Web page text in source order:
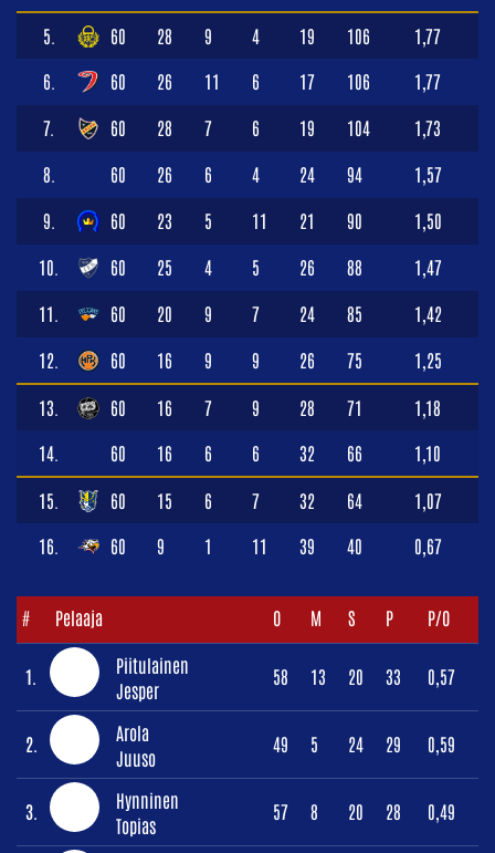
5. 60 28 9 4 19 106 1,77
6. 60 26 11 6 17 106 1,77
7. 60 28 7 6 19 104 1,73
8. 60 26 6 4 24 94 1,57
9. 60 23 5 11 21 90 1,50
10. 60 25 4 5 26 88 1,47
11. 60 20 9 7 24 85 1,42
12. 60 16 9 9 26 75 1,25
13. 60 16 7 9 28 71 1,18
14. 60 16 6 6 32 66 1,10
15. 60 15 6 7 32 64 1,07
16. 60 9 1 11 39 40 0,67
# Pelaaja O M S P P/O
1.
Piitulainen
Jesper
58 13 20 33 0,57
2.
Arola
Juuso
49 5 24 29 0,59
3.
Hynninen
Topias
57 8 20 28 0,49